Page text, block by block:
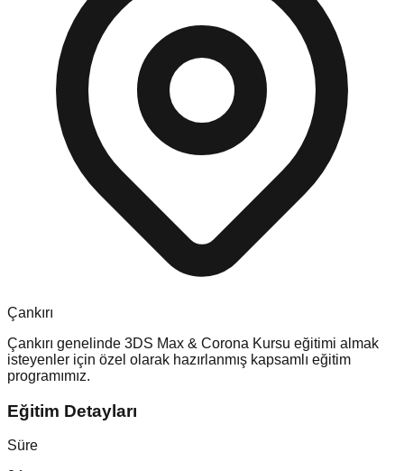
Çankırı
Çankırı genelinde 3DS Max & Corona Kursu eğitimi almak
isteyenler için özel olarak hazırlanmış kapsamlı eğitim
programımız.
Eğitim Detayları
Süre